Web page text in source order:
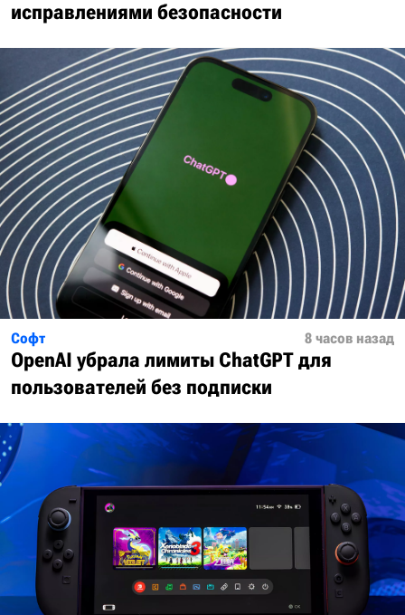
исправлениями безопасности
Софт 8 часов назад
OpenAI убрала лимиты ChatGPT для
пользователей без подписки